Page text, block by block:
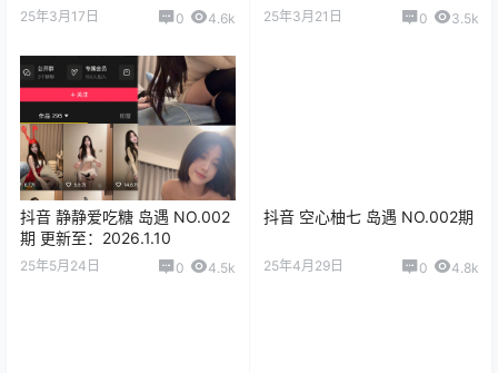
25年3月17日 0 4.6k 25年3月21日 0 3.5k
抖音 静静爱吃糖 岛遇 NO.002
期 更新至：2026.1.10
25年5月24日 0 4.5k
抖音 空心柚七 岛遇 NO.002期
25年4月29日 0 4.8k